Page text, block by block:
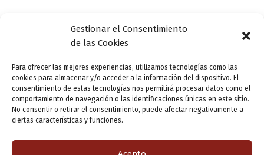
Gestionar el Consentimiento
de las Cookies
Para ofrecer las mejores experiencias, utilizamos tecnologías como las
cookies para almacenar y/o acceder a la información del dispositivo. El
consentimiento de estas tecnologías nos permitirá procesar datos como el
comportamiento de navegación o las identificaciones únicas en este sitio.
No consentir o retirar el consentimiento, puede afectar negativamente a
ciertas características y funciones.
Casa de Zorrilla conmemorarán el 168
aniversario del estreno de Don Juan
Tenorio
Deja un comentario /Actualidad/ PorVLLensutinta
Actualidad / Por